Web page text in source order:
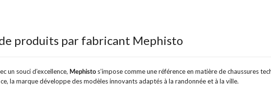
produits par fabricant Mephisto
un souci d’excellence, Mephisto s’impose comme une référence en matière de chaussures
la marque développe des modèles innovants adaptés à la randonnée et à la ville.